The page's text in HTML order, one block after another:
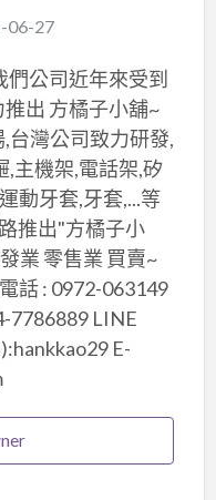
06-27
們公司近年來受到
出 方橘子小舖~
台灣公司致力研發,
,主機架,電話架,矽
動牙套,牙套,...等
推出"方橘子小
業 零售業 買賣~
話 : ​0972-063149​
7786889 LINE
E-